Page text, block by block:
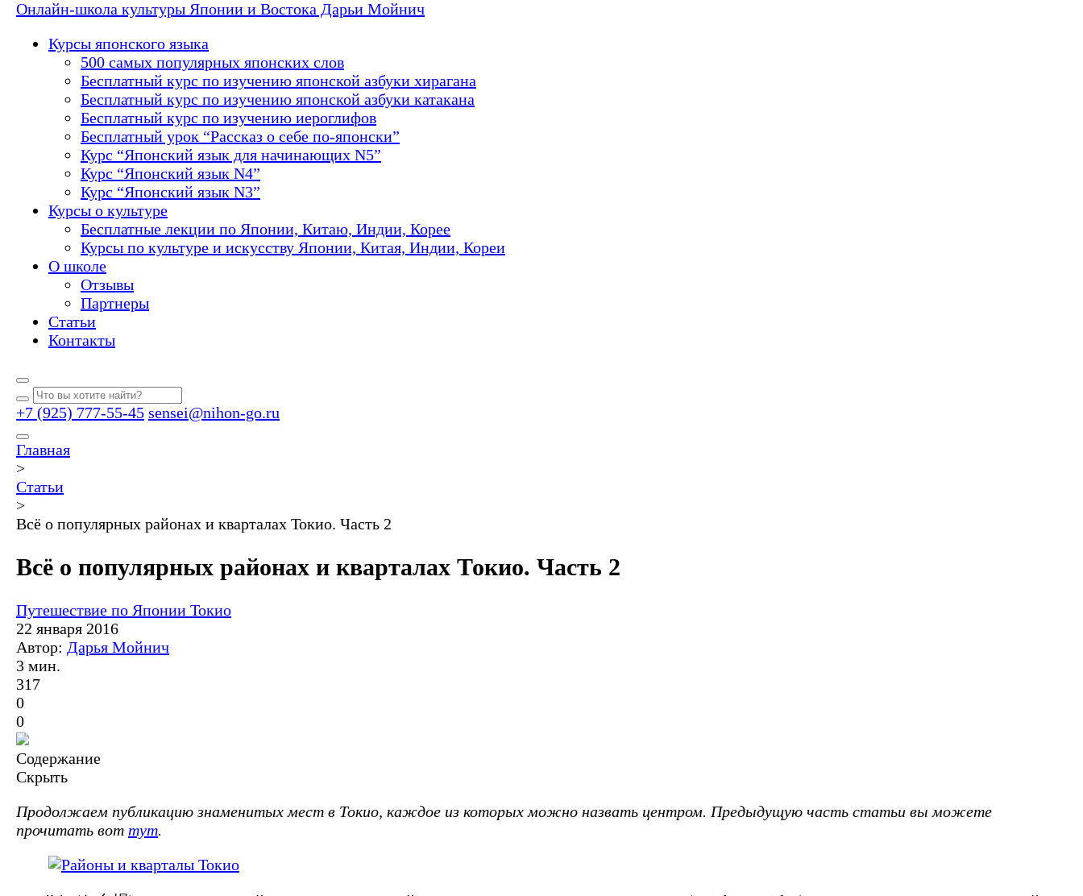
Онлайн-школа культуры Японии и Востока Дарьи Мойнич
Курсы японского языка
500 самых популярных японских слов
Бесплатный курс по изучению японской азбуки хирагана
Бесплатный курс по изучению японской азбуки катакана
Бесплатный курс по изучению иероглифов
Бесплатный урок “Рассказ о себе по-японски”
Курс “Японский язык для начинающих N5”
Курс “Японский язык N4”
Курс “Японский язык N3”
Курсы о культуре
Бесплатные лекции по Японии, Китаю, Индии, Корее
Курсы по культуре и искусству Японии, Китая, Индии, Кореи
О школе
Отзывы
Партнеры
Статьи
Контакты
+7 (925) 777-55-45 sensei@nihon-go.ru
Главная
>
Статьи
>
Всё о популярных районах и кварталах Токио. Часть 2
Всё о популярных районах и кварталах Токио. Часть 2
Путешествие по Японии Токио
22 января 2016
Автор: Дарья Мойнич
3 мин.
317
0
0
Содержание
Скрыть
Продолжаем публикацию знаменитых мест в Токио, каждое из которых можно назвать центром. Предыдущую часть статьи вы можете
прочитать вот тут.